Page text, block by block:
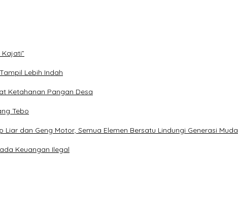
Lebih Indah
Ketahanan Pangan Desa
Tebo
dan Geng Motor, Semua Elemen Bersatu Lindungi Generasi Muda
Keuangan Ilegal